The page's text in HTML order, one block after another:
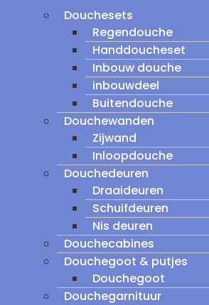
Douchesets
Regendouche
Handdoucheset
Inbouw douche
inbouwdeel
Buitendouche
Douchewanden
Zijwand
Inloopdouche
Douchedeuren
Draaideuren
Schuifdeuren
Nis deuren
Douchecabines
Douchegoot & putjes
Douchegoot
Douchegarnituur